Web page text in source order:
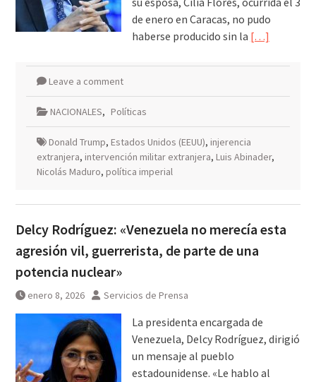
de enero en Caracas, no pudo
haberse producido sin la […]
Leave a comment
NACIONALES, Políticas
Donald Trump, Estados Unidos (EEUU), injerencia
extranjera, intervención militar extranjera, Luis Abinader,
Nicolás Maduro, política imperial
Delcy Rodríguez: «Venezuela no merecía esta
agresión vil, guerrerista, de parte de una
potencia nuclear»
enero 8, 2026 Servicios de Prensa
La presidenta encargada de
Venezuela, Delcy Rodríguez, dirigió
un mensaje al pueblo
estadounidense. «Le hablo al